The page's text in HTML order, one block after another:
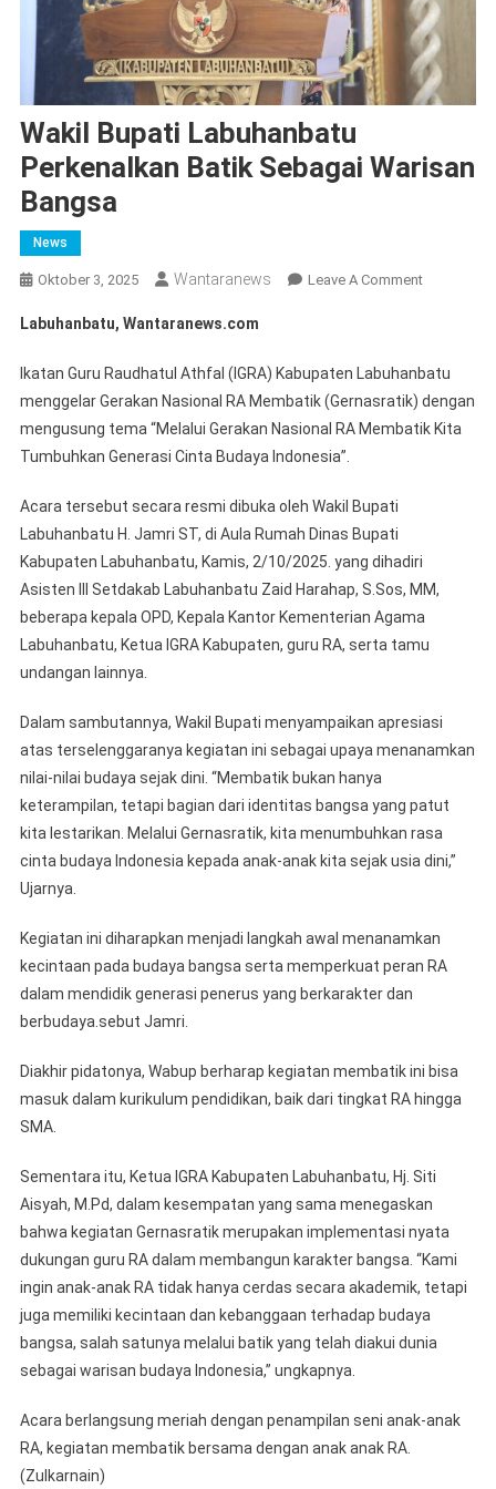
Wakil Bupati Labuhanbatu
Perkenalkan Batik Sebagai Warisan
Bangsa
News
Oktober 3, 2025 Wantaranews Leave A CommentOn
Batik
Sebagai
Labuhanbatu, Wantaranews.com
Ikatan Guru Raudhatul Athfal (IGRA) Kabupaten Labuhanbatu
menggelar Gerakan Nasional RA Membatik (Gernasratik) dengan
mengusung tema “Melalui Gerakan Nasional RA Membatik Kita
Tumbuhkan Generasi Cinta Budaya Indonesia”.
Acara tersebut secara resmi dibuka oleh Wakil Bupati
Labuhanbatu H. Jamri ST, di Aula Rumah Dinas Bupati
Kabupaten Labuhanbatu, Kamis, 2/10/2025. yang dihadiri
Asisten III Setdakab Labuhanbatu Zaid Harahap, S.Sos, MM,
beberapa kepala OPD, Kepala Kantor Kementerian Agama
Labuhanbatu, Ketua IGRA Kabupaten, guru RA, serta tamu
undangan lainnya.
Dalam sambutannya, Wakil Bupati menyampaikan apresiasi
atas terselenggaranya kegiatan ini sebagai upaya menanamkan
nilai-nilai budaya sejak dini. “Membatik bukan hanya
keterampilan, tetapi bagian dari identitas bangsa yang patut
kita lestarikan. Melalui Gernasratik, kita menumbuhkan rasa
cinta budaya Indonesia kepada anak-anak kita sejak usia dini,”
Ujarnya.
Kegiatan ini diharapkan menjadi langkah awal menanamkan
kecintaan pada budaya bangsa serta memperkuat peran RA
dalam mendidik generasi penerus yang berkarakter dan
berbudaya.sebut Jamri.
Diakhir pidatonya, Wabup berharap kegiatan membatik ini bisa
masuk dalam kurikulum pendidikan, baik dari tingkat RA hingga
SMA.
Sementara itu, Ketua IGRA Kabupaten Labuhanbatu, Hj. Siti
Aisyah, M.Pd, dalam kesempatan yang sama menegaskan
bahwa kegiatan Gernasratik merupakan implementasi nyata
dukungan guru RA dalam membangun karakter bangsa. “Kami
ingin anak-anak RA tidak hanya cerdas secara akademik, tetapi
juga memiliki kecintaan dan kebanggaan terhadap budaya
bangsa, salah satunya melalui batik yang telah diakui dunia
sebagai warisan budaya Indonesia,” ungkapnya.
Acara berlangsung meriah dengan penampilan seni anak-anak
RA, kegiatan membatik bersama dengan anak anak RA.
(Zulkarnain)